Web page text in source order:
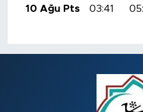
10 Ağu Pts
03:41